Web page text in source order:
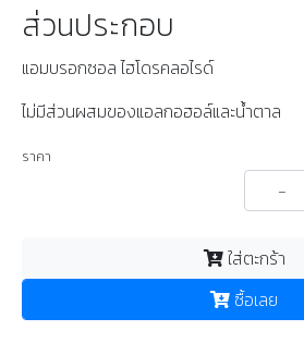
ส่วนประกอบ
แอมบรอกซอล ไฮโดรคลอไรด์
ไม่มีส่วนผสมของแอลกอฮอล์และน้ำตาล
ราคา
-
ใส่ตะกร้า
ซื้อเลย